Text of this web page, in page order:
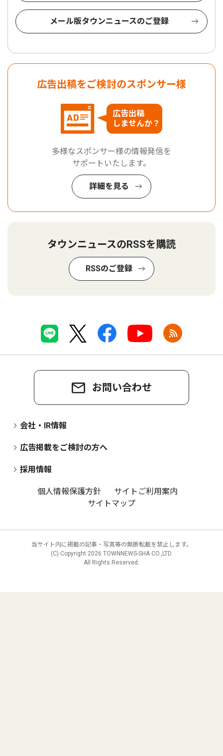
メール版タウンニュースのご登録
広告出稿をご検討のスポンサー様
広告出稿
しませんか？
多様なスポンサー様の情報発信を
サポートいたします。
詳細を見る
タウンニュースのRSSを購読
RSSのご登録
お問い合わせ
会社・IR情報
広告掲載をご検討の方へ
採用情報
個人情報保護方針
サイトご利用案内
サイトマップ
当サイト内に掲載の記事・写真等の無断転載を禁止します。
(C) Copyright 2026 TOWNNEWS-SHA CO.,LTD.
All Rights Reserved.